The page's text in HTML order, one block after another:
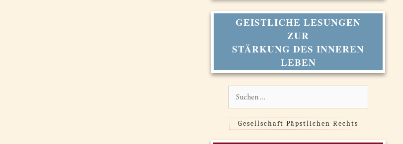
GEISTLICHE LESUNGEN
ZUR
STÄRKUNG DES INNEREN
LEBEN
Gesellschaft Päpstlichen Rechts